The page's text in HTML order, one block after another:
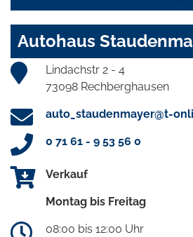
Autohaus
Lindachstr 2 - 4
73098 Rechberghausen
auto_staudenmayer@t-
0 71 61 - 9 53 56 0
Verkauf
Montag bis Freitag
08:00 bis 12:00 Uhr